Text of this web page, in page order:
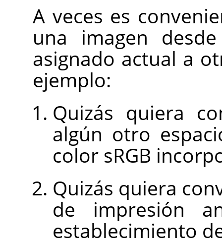
A veces es
una imagen
asignado actual a
ejemplo:
Quizás quiera
algún otro
color sRGB
Quizás quiera
de impresión
establecimiento